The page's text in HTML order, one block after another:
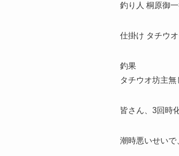
釣り人 桐原御
仕掛け タチウ
釣果
タチウオ坊主
皆さん、3回時
潮時悪いせいで